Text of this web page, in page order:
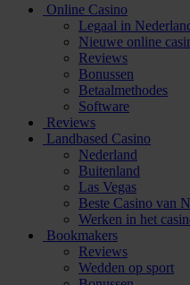
Online Casino
Legaal in
Nieuwe online
Reviews
Bonussen
Betaalmethodes
Software
Reviews
Landbased Casino
Nederland
Buitenland
Las Vegas
Beste Casino van
Werken in het
Bookmakers
Reviews
Wedden op sport